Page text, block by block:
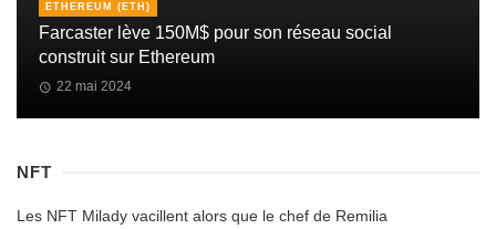
ETHEREUM (ETH)
Farcaster lève 150M$ pour son réseau social
construit sur Ethereum
22 mai 2024
NFT
Les NFT Milady vacillent alors que le chef de Remilia